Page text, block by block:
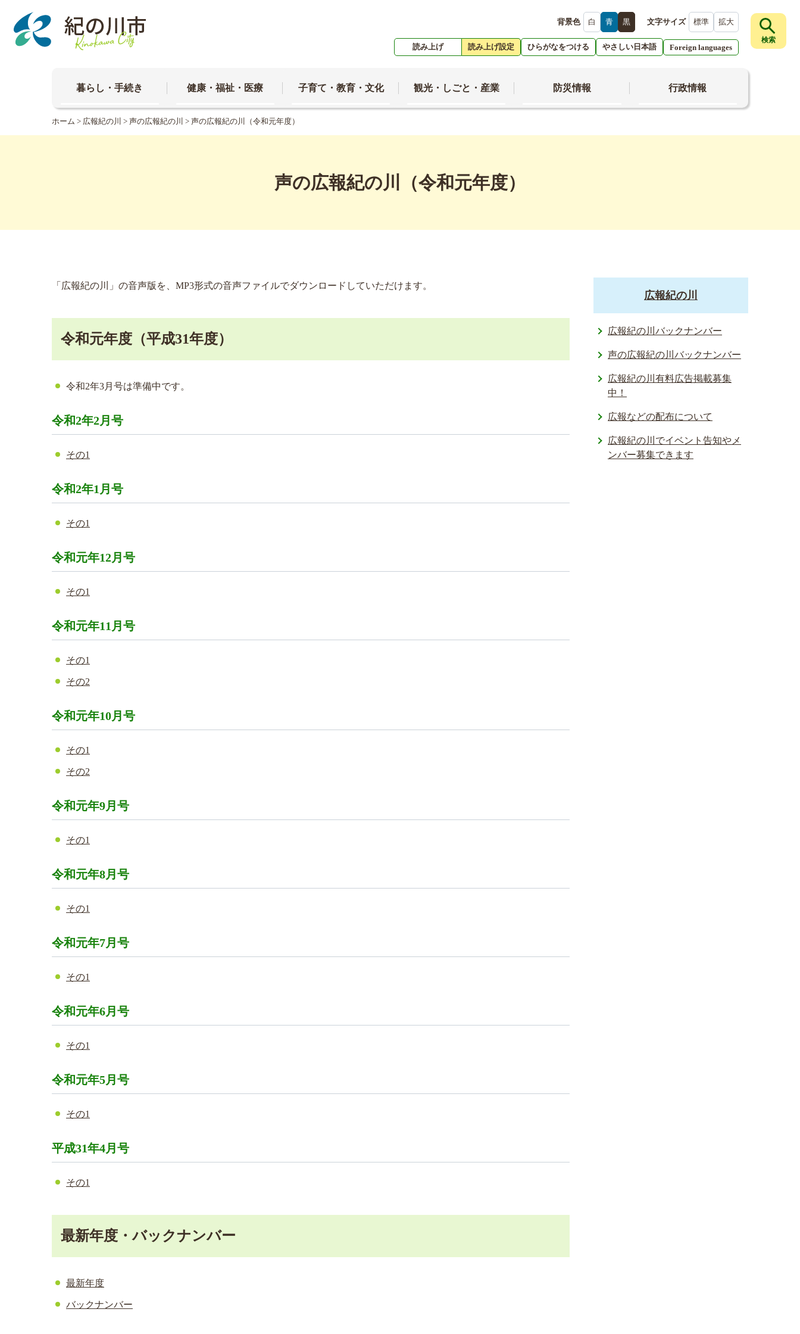
背景色 白 青 黒 文字サイズ 標準 拡大
読み上げ 読み上げ設定 ひらがなをつける やさしい日本語 Foreign languages
検索
暮らし・手続き 健康・福祉・医療 子育て・教育・文化 観光・しごと・産業 防災情報 行政情報
ホーム > 広報紀の川 > 声の広報紀の川 > 声の広報紀の川（令和元年度）
声の広報紀の川（令和元年度）
「広報紀の川」の音声版を、MP3形式の音声ファイルでダウンロードしていただけます。
令和元年度（平成31年度）
令和2年3月号は準備中です。
令和2年2月号
その1
令和2年1月号
その1
令和元年12月号
その1
令和元年11月号
その1
その2
令和元年10月号
その1
その2
令和元年9月号
その1
令和元年8月号
その1
令和元年7月号
その1
令和元年6月号
その1
令和元年5月号
その1
平成31年4月号
その1
最新年度・バックナンバー
最新年度
バックナンバー
広報紀の川
広報紀の川バックナンバー
声の広報紀の川バックナンバー
広報紀の川有料広告掲載募集
中！
広報などの配布について
広報紀の川でイベント告知やメ
ンバー募集できます